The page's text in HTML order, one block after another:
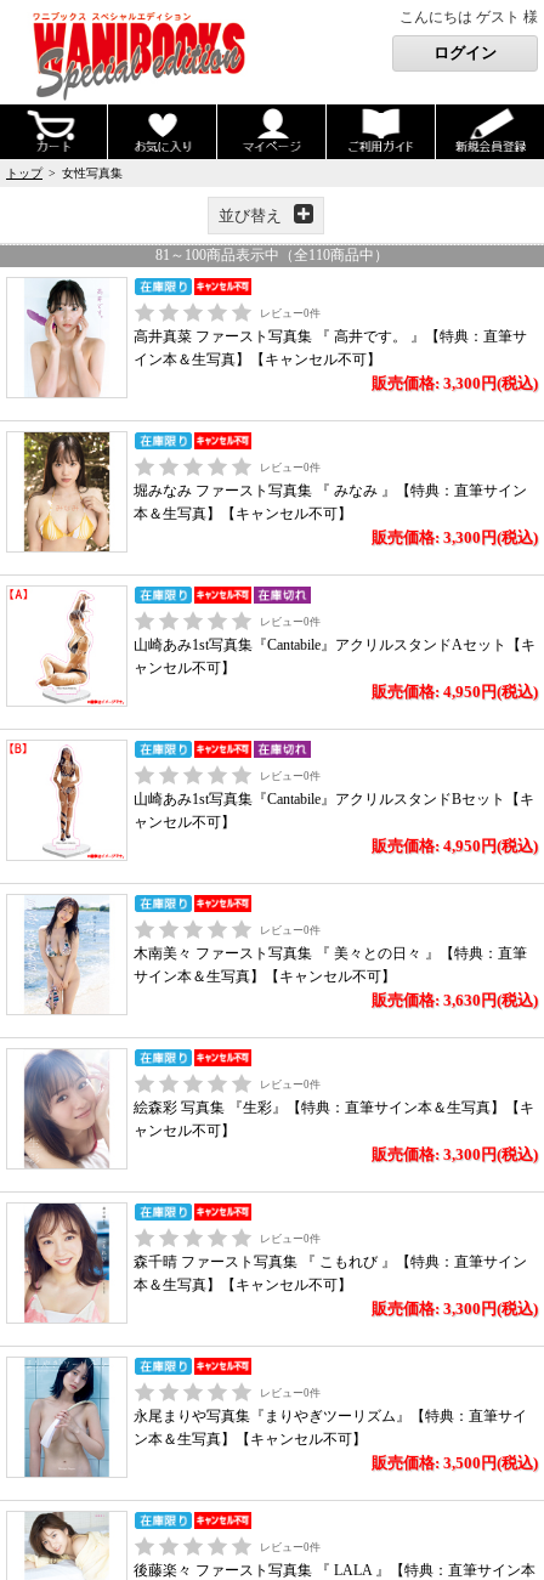
こんにちは ゲスト 様
トップ> 女性写真集
並び替え
81 ～ 100商品表示中（全110商品中）
レビュー0件
高井真菜 ファースト写真集 『 高井です。 』【特典：直筆サ
イン本＆生写真】【キャンセル不可】
販売価格: 3,300円(税込)
レビュー0件
堀みなみ ファースト写真集 『 みなみ 』【特典：直筆サイン
本＆生写真】【キャンセル不可】
販売価格: 3,300円(税込)
レビュー0件
山崎あみ1st写真集『Cantabile』アクリルスタンドAセット【キ
ャンセル不可】
販売価格: 4,950円(税込)
レビュー0件
山崎あみ1st写真集『Cantabile』アクリルスタンドBセット【キ
ャンセル不可】
販売価格: 4,950円(税込)
レビュー0件
木南美々 ファースト写真集 『 美々との日々 』【特典：直筆
サイン本＆生写真】【キャンセル不可】
販売価格: 3,630円(税込)
レビュー0件
絵森彩 写真集 『生彩』【特典：直筆サイン本＆生写真】【キ
ャンセル不可】
販売価格: 3,300円(税込)
レビュー0件
森千晴 ファースト写真集 『 こもれび 』【特典：直筆サイン
本＆生写真】【キャンセル不可】
販売価格: 3,300円(税込)
レビュー0件
永尾まりや写真集『まりやぎツーリズム』【特典：直筆サイ
ン本＆生写真】【キャンセル不可】
販売価格: 3,500円(税込)
レビュー0件
後藤楽々 ファースト写真集 『 LALA 』【特典：直筆サイン本